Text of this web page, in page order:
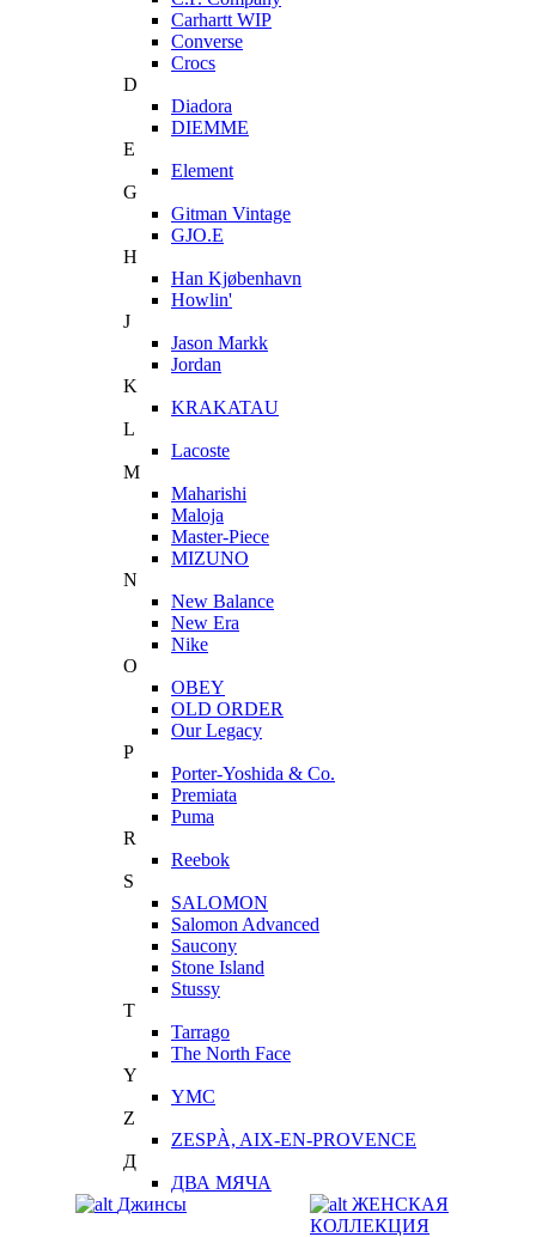
Carhartt WIP
Converse
Crocs
D
Diadora
DIEMME
E
Element
G
Gitman Vintage
GJO.E
H
Han Kjøbenhavn
Howlin'
J
Jason Markk
Jordan
K
KRAKATAU
L
Lacoste
M
Maharishi
Maloja
Master-Piece
MIZUNO
N
New Balance
New Era
Nike
O
OBEY
OLD ORDER
Our Legacy
P
Porter-Yoshida & Co.
Premiata
Puma
R
Reebok
S
SALOMON
Salomon Advanced
Saucony
Stone Island
Stussy
T
Tarrago
The North Face
Y
YMC
Z
ZESPÀ, AIX-EN-PROVENCE
Д
ДВА МЯЧА
Джинсы
ЖЕНСКАЯ
КОЛЛЕКЦИЯ